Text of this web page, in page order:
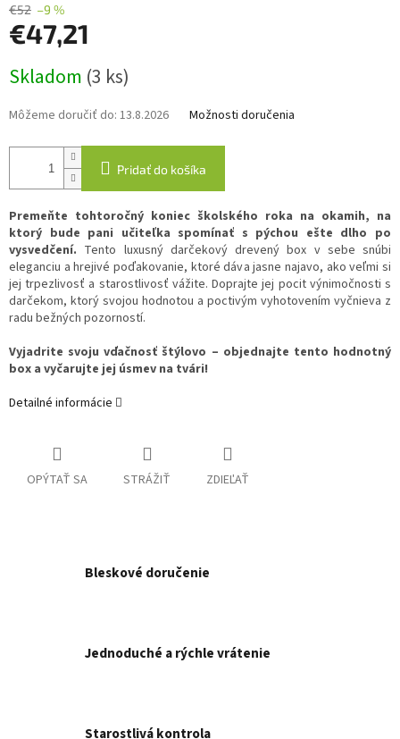
€52 –9 %
€47,21
cena:
Skladom (3 ks)
Môžeme doručiť do: 13.8.2026 Možnosti doručenia
Pridať do košíka
Premeňte tohtoročný koniec školského roka na okamih, na
ktorý bude pani učiteľka spomínať s pýchou ešte dlho po
vysvedčení. Tento luxusný darčekový drevený box v sebe snúbi
eleganciu a hrejivé poďakovanie, ktoré dáva jasne najavo, ako veľmi si
jej trpezlivosť a starostlivosť vážite. Doprajte jej pocit výnimočnosti s
darčekom, ktorý svojou hodnotou a poctivým vyhotovením vyčnieva z
radu bežných pozorností.
Vyjadrite svoju vďačnosť štýlovo – objednajte tento hodnotný
box a vyčarujte jej úsmev na tvári!
Detailné informácie
OPÝTAŤ SA STRÁŽIŤ ZDIEĽAŤ
Bleskové doručenie
Jednoduché a rýchle vrátenie
Starostlivá kontrola